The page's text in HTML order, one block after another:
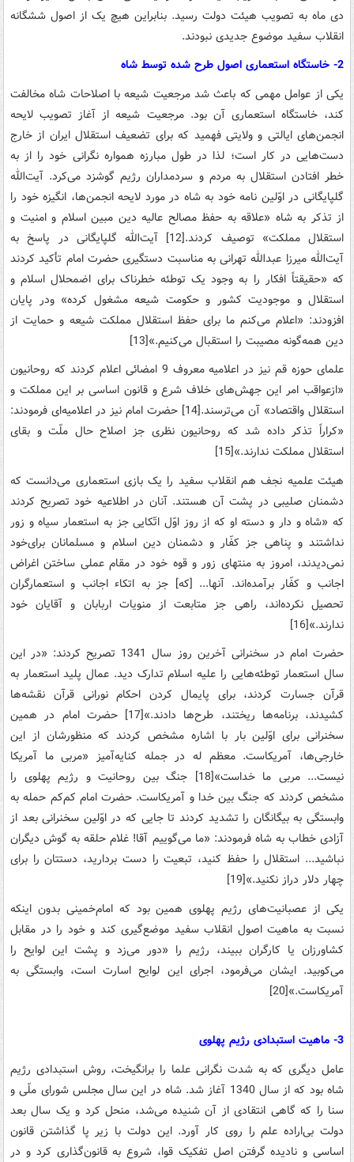
دی‌ ماه‌ به‌ تصویب‌ هیئت‌ دولت‌ رسید. بنابراین‌ هیچ‌ یک‌ از اصول‌ ششگانه‌
انقلاب‌ سفید موضوع‌ جدیدی‌ نبودند.
2- خاستگاه استعماری اصول طرح شده توسط شاه
یکی‌ از عوامل‌ مهمی‌ که‌ باعث‌ شد مرجعیت‌ شیعه‌ با اصلاحات‌ شاه‌ مخالفت‌
کند، خاستگاه‌ استعماری‌ آن‌ بود. مرجعیت‌ شیعه‌ از آغاز تصویب‌ لایحه‌
انجمن‌های‌ ایالتی‌ و ولایتی‌ فهمید که‌ برای‌ تضعیف‌ استقلال‌ ایران‌ از خارج‌
دست‌هایی‌ در کار است‌؛ لذا در طول‌ مبارزه‌ همواره‌ نگرانی‌ خود را از به‌
خطر افتادن‌ استقلال‌ به‌ مردم‌ و سردمداران‌ رژیم‌ گوشزد می‌کرد. آیت‌الله‌
گلپایگانی‌ در اوّلین‌ نامه‌ خود به‌ شاه‌ در مورد لایحه‌ انجمن‌ها، انگیزه‌ خود را
از تذکر به‌ شاه‌ «علاقه‌ به ‌حفظ‌ مصالح‌ عالیه‌ دین‌ مبین‌ اسلام‌ و امنیت‌ و
استقلال‌ مملکت‌» توصیف‌ کردند.[12] آیت‌الله‌ گلپایگانی‌ در پاسخ‌ به‌
آیت‌الله‌ میرزا عبدالله‌ تهرانی‌ به‌ مناسبت‌ دستگیری‌ حضرت‌ امام‌ تأکید کردند
که‌ «حقیقتاً افکار را به‌ وجود یک‌ توطئه‌ خطرناک ‌برای‌ اضمحلال‌ اسلام‌ و
استقلال‌ و موجودیت‌ کشور و حکومت‌ شیعه‌ مشغول‌ کرده‌» ودر پایان‌
افزودند: «اعلام‌ می‌کنم‌ ما برای‌ حفظ‌ استقلال‌ مملکت‌ شیعه‌ و حمایت‌ از
دین‌ همه‌گونه‌ مصیبت‌ را استقبال‌ می‌کنیم‌.»[13]
علمای‌ حوزه‌ قم‌ نیز در اعلامیه‌ معروف‌ 9‌ امضائی‌ اعلام‌ کردند که‌ روحانیون‌
«ازعواقب‌ امر این‌ جهش‌های‌ خلاف‌ شرع‌ و قانون‌ اساسی‌ بر این‌ مملکت‌ و
استقلال‌ واقتصاد» آن‌ می‌ترسند.[14] حضرت‌ امام‌ نیز در اعلامیه‌ای‌ فرمودند:
«کراراً تذکر داده‌ شد که‌ روحانیون‌ نظری‌ جز اصلاح‌ حال‌ ملّت‌ و بقای‌
استقلال‌ مملکت‌ ندارند.»[15]
هیئت‌ علمیه‌ نجف‌ هم انقلاب‌ سفید را یک‌ بازی‌ استعماری‌ می‌دانست‌ که‌
دشمنان‌ صلیبی‌ در پشت‌ آن‌ هستند. آنان‌ در اطلاعیه‌ خود تصریح‌ کردند
که‌ «شاه‌ و دار و دسته‌ او که‌ از روز اوّل‌ اتّکایی‌ جز به ‌استعمار سیاه‌ و زور
نداشتند و پناهی‌ جز کفّار و دشمنان‌ دین‌ اسلام‌ و مسلمانان‌ برای‌خود
نمی‌دیدند، امروز به‌ منتهای‌ زور و قوه‌ خود در مقام‌ عملی‌ ساختن‌ اغراض‌
اجانب‌ و کفّار برآمده‌اند. آنها... [که] جز به‌ اتکاء اجانب‌ و استعمارگران‌
تحصیل‌ نکرده‌اند، راهی‌ جز متابعت‌ از منویات‌ اربابان‌ و آقایان‌ خود
ندارند.»[16]
حضرت‌ امام‌ در سخنرانی‌ آخرین‌ روز سال‌ 1341 تصریح‌ کردند: «در این‌
سال‌ استعمار توطئه‌هایی‌ را علیه‌ اسلام‌ تدارک‌ دید. عمال‌ پلید استعمار به‌
قرآن‌ جسارت ‌کردند، برای‌ پایمال‌ کردن‌ احکام‌ نورانی‌ قرآن‌ نقشه‌ها
کشیدند، برنامه‌ها ریختند، طرح‌ها دادند.»[17] حضرت‌ امام‌ در همین‌
سخنرانی‌ برای‌ اوّلین‌ بار با اشاره‌ مشخص‌ کردند که ‌منظورشان‌ از این‌
خارجی‌ها، آمریکاست‌. معظم‌ له‌ در جمله‌ کنایه‌آمیز «مربی‌ ما آمریکا
نیست‌... مربی‌ ما خداست‌»[18] جنگ‌ بین‌ روحانیت‌ و رژیم‌ پهلوی را
مشخص‌ کردند که‌ جنگ‌ بین‌ خدا و آمریکاست‌. حضرت‌ امام‌ کم‌کم‌ حمله‌ به‌
وابستگی‌ به‌ بیگانگان‌ را تشدید کردند تا جایی‌ که‌ در اوّلین‌ سخنرانی‌ بعد از
آزادی‌ خطاب‌ به‌ شاه‌ فرمودند: «ما می‌گوییم‌ آقا! غلام‌ حلقه‌ به‌ گوش‌ دیگران‌
نباشید... استقلال‌ را حفظ‌ کنید، تبعیت‌ را دست‌ بردارید، دستتان‌ را برای‌
چهار دلار دراز نکنید.»[19]
یکی‌ از عصبانیت‌های‌ رژیم‌ پهلوی همین‌ بود که‌ امام‌خمینی‌ بدون‌ اینکه
نسبت‌ به‌ ماهیت‌ اصول‌ انقلاب‌ سفید موضع‌گیری‌ کند و خود را در مقابل‌
کشاورزان‌ یا کارگران‌ ببیند، رژیم‌ را «دور می‌زد و پشت‌ این‌ لوایح‌ را
می‌کوبید. ایشان‌ می‌فرمود، اجرای‌ این‌ لوایح‌ اسارت ‌است‌، وابستگی‌ به‌
آمریکاست‌.»[20]
3- ماهیت استبدادی رژیم پهلوی
عامل‌ دیگری‌ که‌ به‌ شدت‌ نگرانی‌ علما را برانگیخت‌، روش‌ استبدادی‌ رژیم‌
شاه‌ بود که‌ از سال‌ 1340 آغاز شد. شاه‌ در این‌ سال‌ مجلس‌ شورای‌ ملّی‌ و
سنا را که‌ گاهی‌ انتقادی‌ از آن‌ شنیده‌ می‌شد، منحل‌ کرد و یک‌ سال‌ بعد
دولت‌ بی‌اراده‌ علم‌ را روی‌ کار آورد. این‌ دولت‌ با زیر پا گذاشتن‌ قانون‌
اساسی‌ و نادیده گرفتن‌ اصل‌ تفکیک‌ قوا، شروع‌ به‌ قانون‌گذاری‌ کرد و در